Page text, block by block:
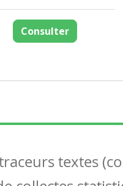
Consulter
textes